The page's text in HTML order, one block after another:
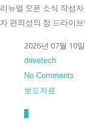
리뉴얼 오픈 소식 작성
자 편의성의 장 드라이
2026년 07월 10일
drivetech
No Comments
보도자료